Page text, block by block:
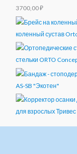
3700,00₽
коленный сустав
стельки ORTO
AS-SB "Экотен"
для взрослых